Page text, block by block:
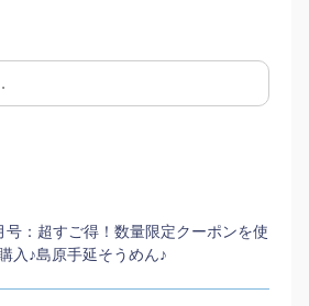
号：超すご得！数量限定クーポンを使
入♪島原手延そうめん♪